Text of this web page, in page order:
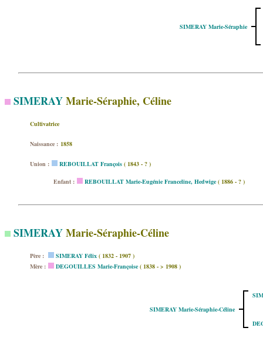
SIMERAY Marie-Séraphie
SIMERAYMarie-Séraphie, Céline
Cultivatrice
Naissance : 1858
Union : REBOUILLAT François ( 1843 - ? )
Enfant : REBOUILLAT Marie-Eugénie Franceline, Hedwige ( 1886 - ? )
SIMERAYMarie-Séraphie-Céline
Père : SIMERAY Félix ( 1832 - 1907 )
Mère :
DEGOUILLES Marie-Françoise ( 1838 - > 1908 )
SIMERAY Marie-Séraphie-Céline